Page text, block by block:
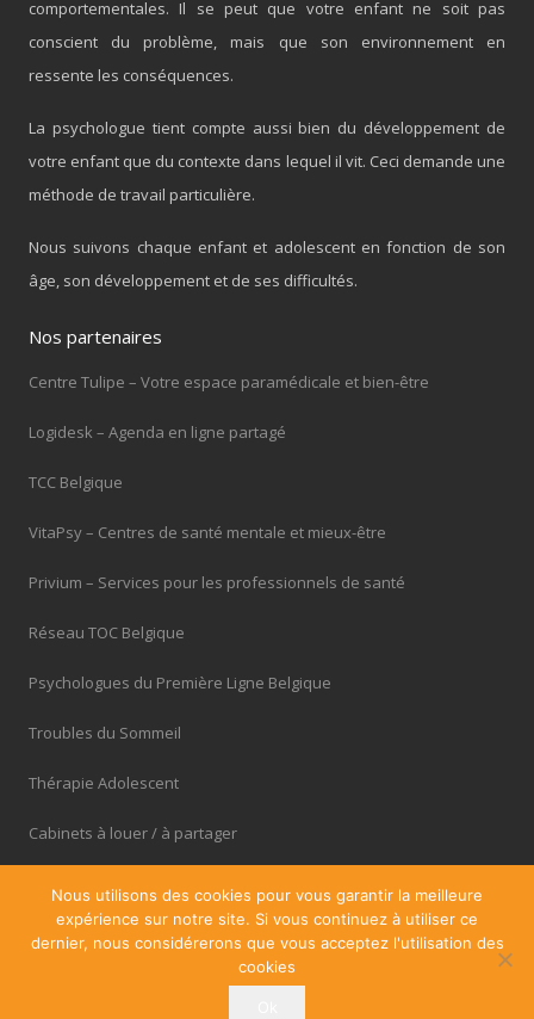
comportementales. Il se peut que votre enfant ne soit pas
conscient du problème, mais que son environnement en
ressente les conséquences.
La psychologue tient compte aussi bien du développement de
votre enfant que du contexte dans lequel il vit. Ceci demande une
méthode de travail particulière.
Nous suivons chaque enfant et adolescent en fonction de son
âge, son développement et de ses difficultés.
Nos partenaires
Centre Tulipe – Votre espace paramédicale et bien-être
Logidesk – Agenda en ligne partagé
TCC Belgique
VitaPsy – Centres de santé mentale et mieux-être
Privium – Services pour les professionnels de santé
Réseau TOC Belgique
Psychologues du Première Ligne Belgique
Troubles du Sommeil
Thérapie Adolescent
Cabinets à louer / à partager
Nous utilisons des cookies pour vous garantir la meilleure
expérience sur notre site. Si vous continuez à utiliser ce
dernier, nous considérerons que vous acceptez l'utilisation des
cookies